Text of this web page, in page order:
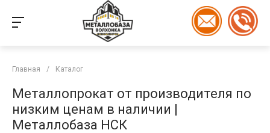
Главная / Каталог
Металлопрокат от производителя по
низким ценам в наличии |
Металлобаза НСК